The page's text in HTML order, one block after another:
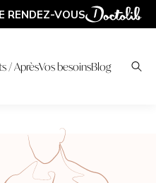
RENDEZ-VOUS
PLATEAU
/ AprèsVos besoinsBlog